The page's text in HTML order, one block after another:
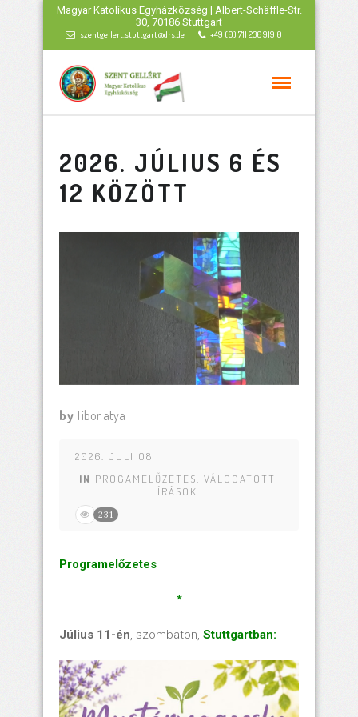
Magyar Katolikus Egyházközség | Albert-Schäffle-Str.
30, 70186 Stuttgart
szentgellert.stuttgart@drs.de +49 (0) 711 236 919 0
2026. JÚLIUS 6 ÉS
12 KÖZÖTT
byTibor atya
2026. JULI 08
IN PROGAMELŐZETES
VÁLOGATOTT
ÍRÁSOK
231
Programelőzetes
*
Július 11-én , szombaton, Stuttgartban: